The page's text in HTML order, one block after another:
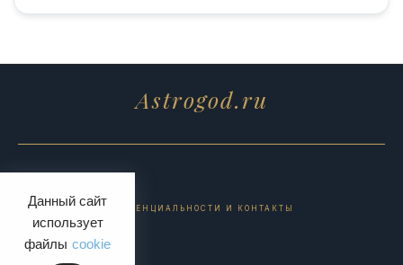
Данный сайт
использует
файлы cookie
Astrogod.ru
ПОЛИТИКА КОНФИДЕНЦИАЛЬНОСТИ И КОНТАКТЫ